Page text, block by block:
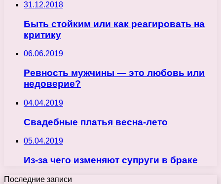
31.12.2018
Быть стойким или как реагировать на
критику
06.06.2019
Ревность мужчины — это любовь или
недоверие?
04.04.2019
Свадебные платья весна-лето
05.04.2019
Из-за чего изменяют супруги в браке
Последние записи